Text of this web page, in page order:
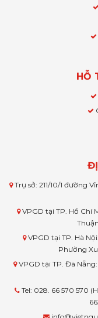
HỖ
Trụ sở: 211/10/1 đường
VPGD tại TP. Hồ Chí
VPGD tại TP. Hà
Phường
VPGD tại TP. Đà
Tel: 028. 66 570 570